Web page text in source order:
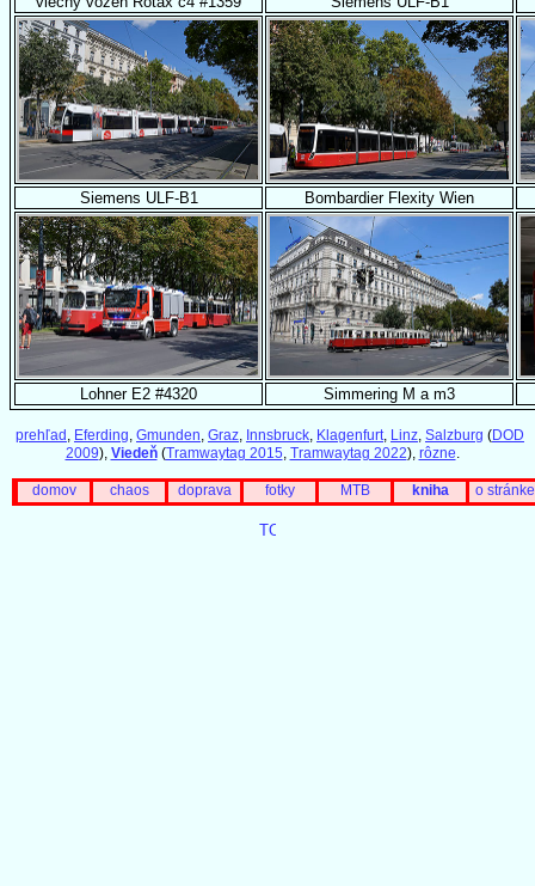
Siemens ULF-B1 Bombardier Flexity Wien
Lohner E2 #4320 Simmering M a m3
prehľad , Eferding, Gmunden, Graz, Innsbruck, Klagenfurt, Linz, Salzburg (DOD
2009), Viedeň(Tramwaytag 2015, Tramwaytag 2022), rôzne.
domov chaos doprava fotky MTB kniha o stránke